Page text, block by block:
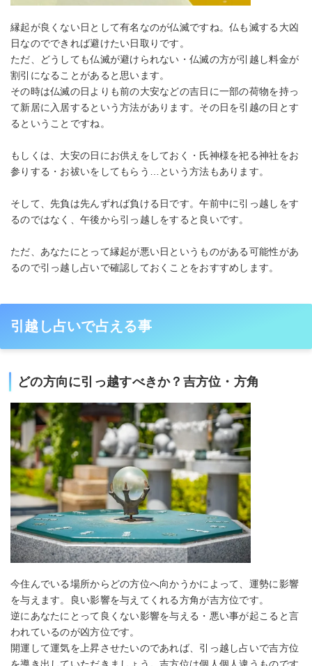
縁起が良くない日として有名なのが仏滅ですね。仏も滅する大凶
日なのでできれば避けたい日取りです。
ただ、どうしても仏滅が避けられない・仏滅の方が引越し料金が
割引になることがあると思います。
その時は仏滅の日よりも前の大安などの吉日に一部の荷物を持っ
て新居に入居するという方法があります。その日を引越の日とす
るということですね。
もしくは、大安の日にお供えをしておく・氏神様を祀る神社をお
参りする・お祓いをしてもらう…という方法もあります。
そして、先負は先んずれば負ける日です。午前中に引っ越しをす
るのではなく、午後から引っ越しをすると良いです。
ただ、あなたにとって縁起が悪い日というものがある可能性があ
るので引っ越し占いで確認しておくことをおすすめします。
引越し占いで占える事
どの方向に引っ越すべきか？吉方位・方角
今住んでいる場所からどの方位へ向かうかによって、運勢に影響
を与えます。良い影響を与えてくれる方角が吉方位です。
逆にあなたにとって良くない影響を与える・悪い事が起こると言
われているのが凶方位です。
開運して運気を上昇させたいのであれば、引っ越し占いで吉方位